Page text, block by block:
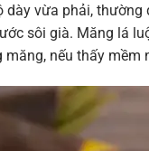
vừa phải, thường
sôi già. Măng lá
nếu thấy